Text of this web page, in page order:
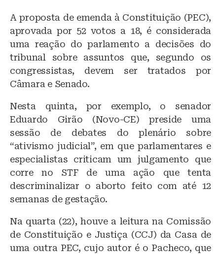
A proposta de emenda à Constituição (PEC),
aprovada por 52 votos a 18, é considerada
uma reação do parlamento a decisões do
tribunal sobre assuntos que, segundo os
congressistas, devem ser tratados por
Câmara e Senado.
Nesta quinta, por exemplo, o senador
Eduardo Girão (Novo-CE) preside uma
sessão de debates do plenário sobre
“ativismo judicial”, em que parlamentares e
especialistas criticam um julgamento que
corre no STF de uma ação que tenta
descriminalizar o aborto feito com até 12
semanas de gestação.
Na quarta (22), houve a leitura na Comissão
de Constituição e Justiça (CCJ) da Casa de
uma outra PEC, cujo autor é o Pacheco, que